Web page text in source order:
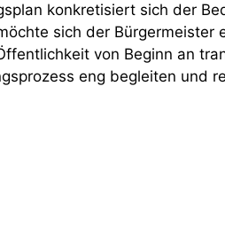
konkretisiert sich der
sich der
von Beginn an
eng begleiten und